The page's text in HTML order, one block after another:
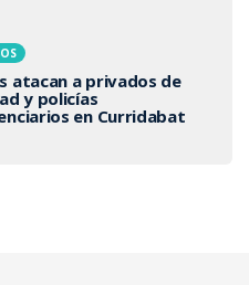
atacan a privados de
y policías
en Curridabat